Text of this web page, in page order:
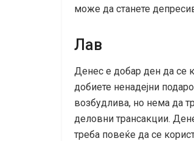
може да станете
Лав
Денес е добар ден да се
добиете ненадејни
возбудлива, но нема да
деловни трансакции.
треба повеќе да се